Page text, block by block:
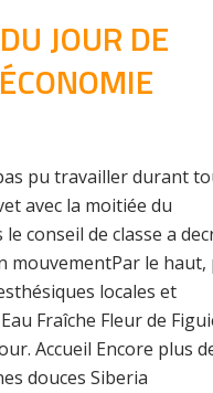
JOUR DE
pu travailler durant
avec la moitiée du
conseil de classe a
mouvementPar le haut,
locales et
Fraîche Fleur de
Accueil Encore plus
douces Siberia